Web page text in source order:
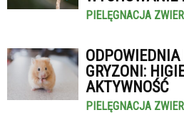
PIELĘGNACJA
GRYZONI:
AKTYWNOŚĆ
PIELĘGNACJA